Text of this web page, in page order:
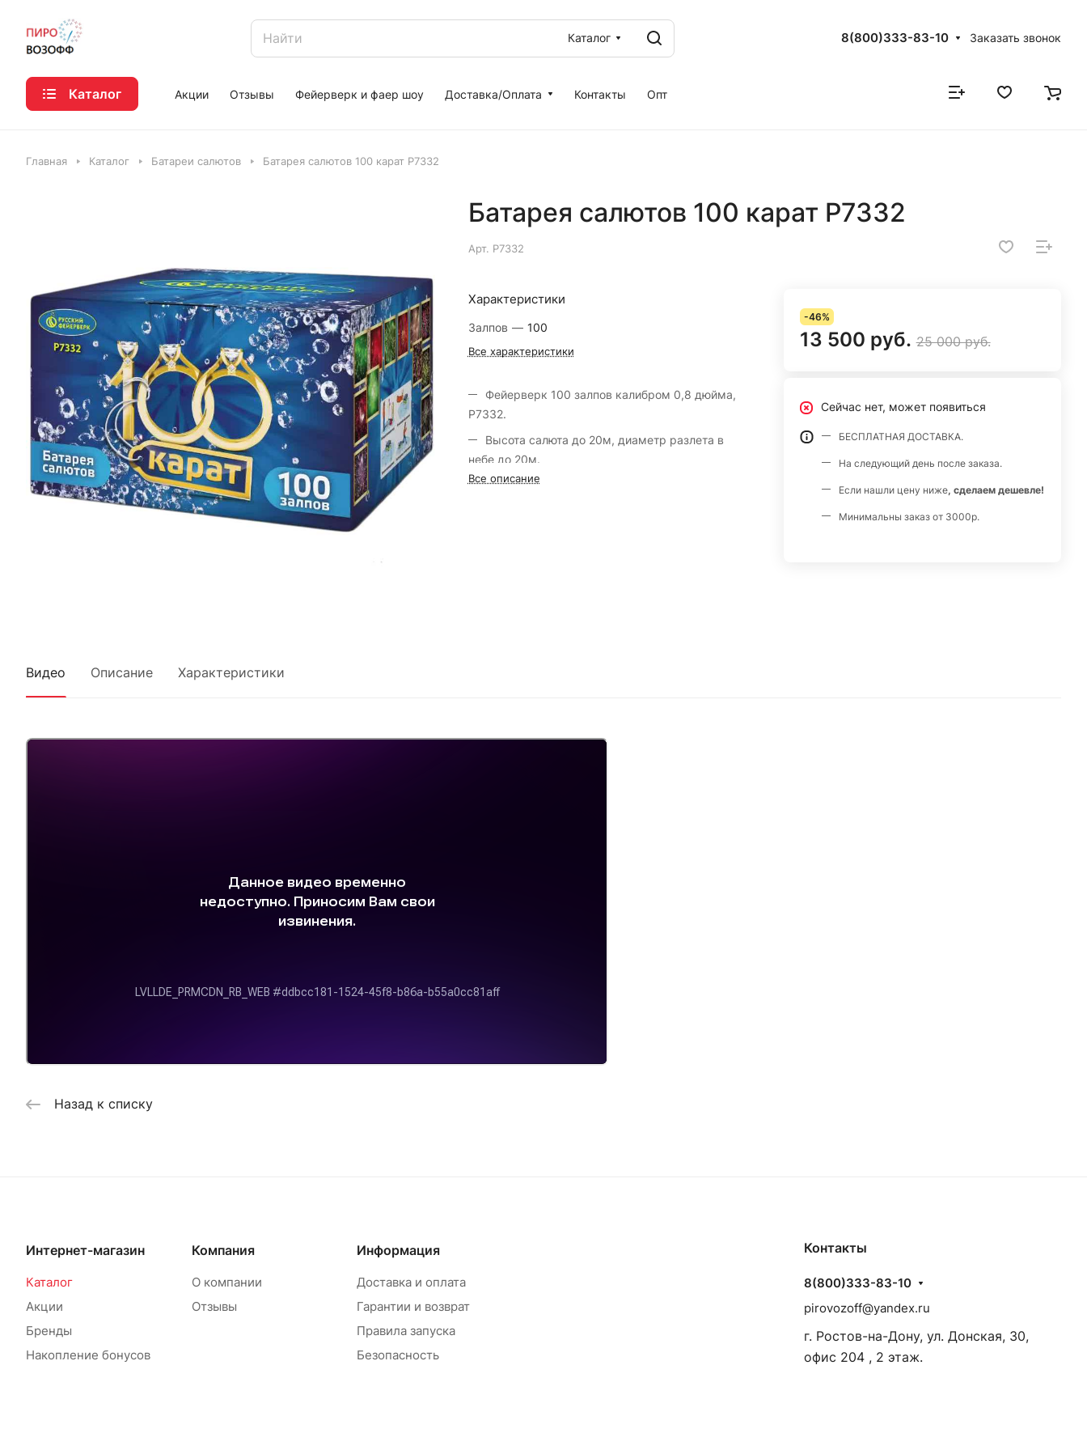
Каталог 8(800)333-83-10 Заказать звонок
Каталог Акции Отзывы Фейерверк и фаер шоу Доставка/Оплата Контакты Опт
Главная Каталог Батареи салютов Батарея салютов 100 карат Р7332
Батарея салютов 100 карат Р7332
Арт. Р7332
Характеристики
Залпов — 100
Все характеристики
Фейерверк 100 залпов калибром 0,8 дюйма,
Р7332.
Высота салюта до 20м, диаметр разлета в
небе до 20м.
Марка салюта "Русский Фейерверк"
Все описание
-46%
13 500 руб. 25 000 руб.
Сейчас нет, может появиться
БЕСПЛАТНАЯ ДОСТАВКА.
На следующий день после заказа.
Если нашли цену ниже, сделаем дешевле!
Минимальны заказ от 3000р.
Видео Описание Характеристики
Назад к списку
Интернет-магазин
Каталог
Акции
Бренды
Накопление бонусов
Компания
О компании
Отзывы
Информация
Доставка и оплата
Гарантии и возврат
Правила запуска
Безопасность
Контакты
8(800)333-83-10
pirovozoff@yandex.ru
г. Ростов-на-Дону, ул. Донская, 30,
офис 204 , 2 этаж.